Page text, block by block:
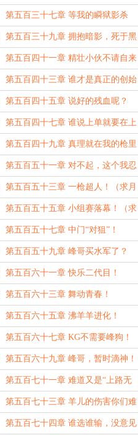
（二合一求月票求订阅）
第五百三十七章 等我的瞬狱影杀
阵！（求月票求订阅）
第五百三十九章 拥抱暗影，死于黑
暗！（下）求月票求订阅
第五百四十一章 精壮小伙不请自来
第五百四十三章 谁才是真正的创始
人？（二合一求月票）
第五百四十五章 说好的残血呢？
（求月票求订阅）
第五百四十七章 谁说上单就要在上
路分胜负？（求月票求订阅）
第五百四十九章 真理就在我的枪里
（求月票求订阅）
第五百五十一章 对不起，这个我忍
不了！（求月票求订阅）
第五百五十三章 一枪超人！（求月
票求订阅）
第五百五十五章 小组赛落幕！（求
月票求订阅）
第五百五十七章 中门“对狙”！
第五百五十九章 峰哥买水军了？
第五百六十一章 快乐二代目！
第五百六十三章 舞动青春！
第五百六十五章 沸羊羊进化！
第五百六十七章 KG不需要峰狗！
第五百六十九章 峰哥，暂时滴神！
第五百七十一章 难道又是“上路无
敌法”？
第五百七十三章 羊儿的伤害你们难
以想象
第五百七十四章 谁选谁输，没意见